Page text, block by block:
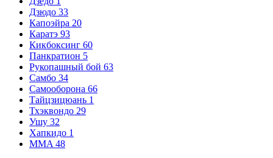
Дзюдо 33
Капоэйра 20
Каратэ 93
Кикбоксинг 60
Панкратион 5
Рукопашный бой 63
Самбо 34
Самооборона 66
Тайцзицюань 1
Тхэквондо 29
Ушу 32
Хапкидо 1
MMA 48